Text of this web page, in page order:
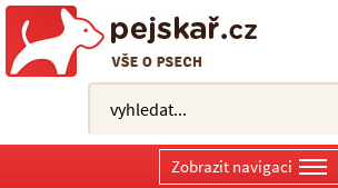
Zobrazit navigaci